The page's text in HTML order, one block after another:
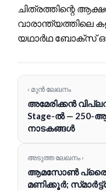
ചിത്രത്തിന്റെ
വാരാന്ത്യത്തിലെ
യഥാർഥ ബോക്‌സ്
‹ മുൻ ലേഖനം
അമേരിക്കൻ
Stage-ൽ —
നാടകങ്ങൾ
അടുത്ത ലേഖനം ›
ആമസോൺ പ്രൈം
മണിക്കൂർ;